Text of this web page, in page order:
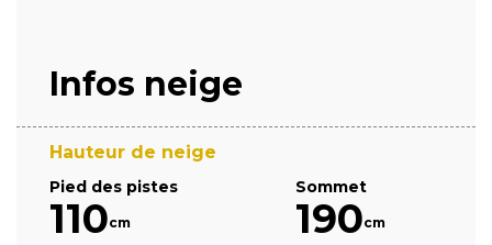
Infos neige
Hauteur de neige
Pied des pistes
110cm
Sommet
190cm